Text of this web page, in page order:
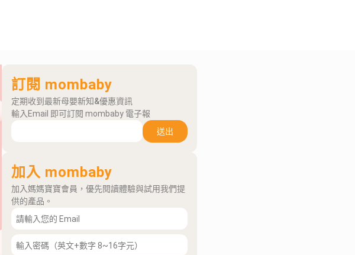
訂閱 mombaby
定期收到最新母嬰新知&優惠資訊
輸入Email 即可訂閱 mombaby 電子報
送出
加入 mombaby
加入媽媽寶寶會員，優先閱讀體驗與試用我們提
供的產品。